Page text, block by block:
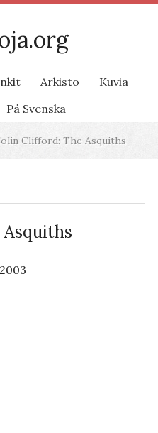
Arkisto
Kuvia
På Svenska
Clifford: The Asquiths